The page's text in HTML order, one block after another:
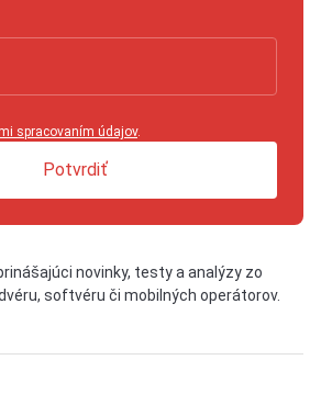
spracovaním údajov.
Potvrdiť
novinky, testy a analýzy zo
softvéru či mobilných operátorov.